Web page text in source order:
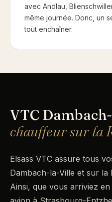
avec Andlau,
même journée. Donc, un
tout enchaîner.
VTC
chauffeur sur la
Elsass VTC assure tous
Dambach-la-Ville et sur la
Ainsi, que vous arriviez